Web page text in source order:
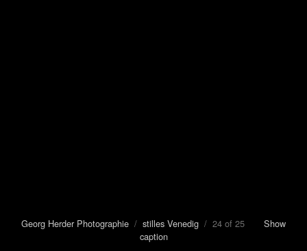
Georg Herder Photographie / stilles Venedig / 24 of 25 Show
caption